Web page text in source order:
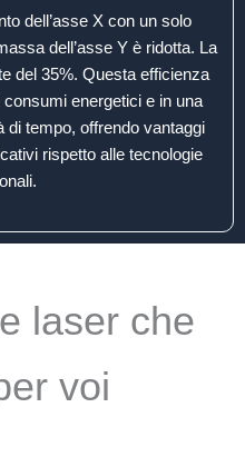
dell’asse X con un solo
dell’asse Y è ridotta. La
del 35%. Questa efficienza
energetici e in una
di tempo, offrendo vantaggi
rispetto alle tecnologie
laser che
voi